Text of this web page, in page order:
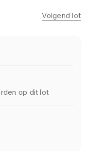
Volgend lot
op dit lot